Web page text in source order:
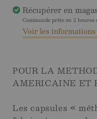
-
Soft
Gel
-
Soft
Gel
Récupérer en
Commande prête en 2
Voir les
POUR LA
AMERICAINE ET
Les capsules «